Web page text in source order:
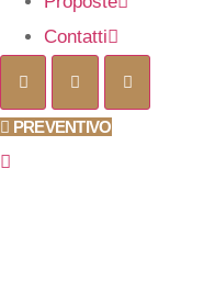
Contatti
PREVENTIVO